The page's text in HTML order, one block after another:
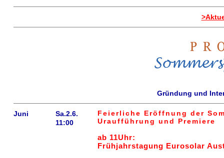
Gründung und
Juni
Sa.2.6.
11:00
Feierliche Eröffnung der
Uraufführung und Premiere
ab 11Uhr:
Frühjahrstagung Eurosolar